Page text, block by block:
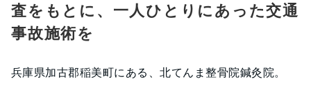
査をもとに、一人ひとりにあった交通
事故施術を
兵庫県加古郡稲美町にある、北てんま整骨院鍼灸院。